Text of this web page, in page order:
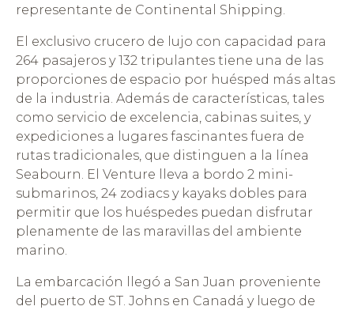
representante de Continental Shipping.
El exclusivo crucero de lujo con capacidad para
264 pasajeros y 132 tripulantes tiene una de las
proporciones de espacio por huésped más altas
de la industria. Además de características, tales
como servicio de excelencia, cabinas suites, y
expediciones a lugares fascinantes fuera de
rutas tradicionales, que distinguen a la línea
Seabourn. El Venture lleva a bordo 2 mini-
submarinos, 24 zodiacs y kayaks dobles para
permitir que los huéspedes puedan disfrutar
plenamente de las maravillas del ambiente
marino.
La embarcación llegó a San Juan proveniente
del puerto de ST. Johns en Canadá y luego de